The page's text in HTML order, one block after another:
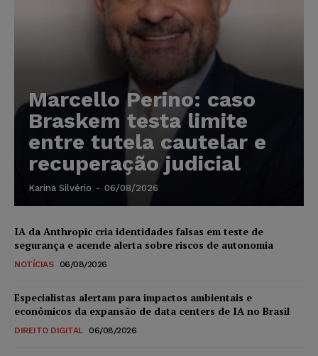
Marcello Perino: caso
Braskem testa limite
entre tutela cautelar e
recuperação judicial
Karina Silvério - 06/08/2026
IA da Anthropic cria identidades falsas em teste de
segurança e acende alerta sobre riscos de autonomia
NOTÍCIAS 06/08/2026
Especialistas alertam para impactos ambientais e
econômicos da expansão de data centers de IA no Brasil
DIREITO DIGITAL 06/08/2026